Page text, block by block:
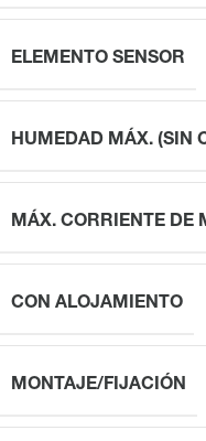
ELEMENTO SENSOR
HUMEDAD MÁX. (SIN
MÁX. CORRIENTE DE
CON ALOJAMIENTO
MONTAJE/FIJACIÓN